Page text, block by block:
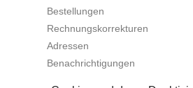
Bestellungen
Rechnungskorrekturen
Adressen
Benachrichtigungen